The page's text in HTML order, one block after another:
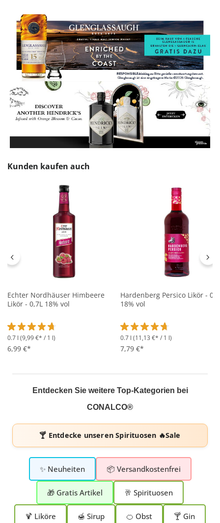
Produktgalerie überspringen
Kunden kaufen auch
Echter Nordhäuser Himbeere
Likör - 0,7L 18% vol
Durchschnittliche Bewertung von 4.7 von 5 Sternen
0.7 l (9,99 €* / 1 l)
6,99 €*
Hardenberg Persico Likör -
18% vol
Durchschnittliche
0.7 l (11,13 €* / 1 l)
7,79 €*
Entdecken Sie weitere Top-Kategorien bei
CONALCO®
🍸 Entdecke unserenSpirituosen 🔥Sale
✨ Neuheiten 📦 Versandkostenfrei
🎁 Gratis Artikel 🥂 Spirituosen
🍹 Liköre 🍯 Sirup 🍊 Obst 🍸 Gin